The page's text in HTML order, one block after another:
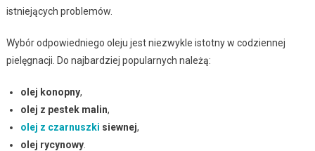
istniejących problemów.
Wybór odpowiedniego oleju jest niezwykle istotny w codziennej
pielęgnacji. Do najbardziej popularnych należą:
olej konopny,
olej z pestek malin,
olej z czarnuszki siewnej,
olej rycynowy.